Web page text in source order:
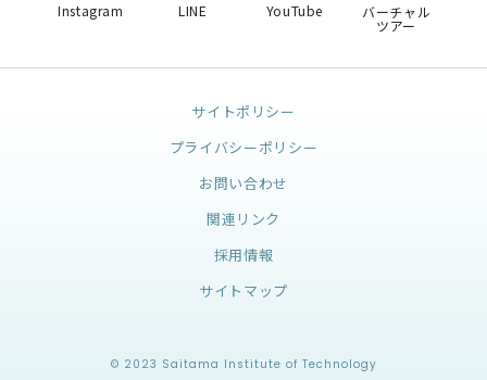
Instagram LINE YouTube バーチャル
ツアー
サイトポリシー
プライバシーポリシー
お問い合わせ
関連リンク
採用情報
サイトマップ
© 2023 Saitama Institute of Technology